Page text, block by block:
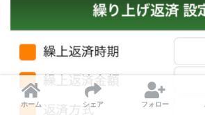
ホーム シェア フォロー